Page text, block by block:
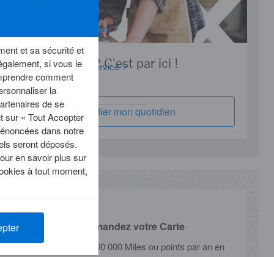
le Service Assurances ?
effectuer en cas
de Telemedicine Service ?
Vous êtes Pro ? C'est par ici !
Simplifier mon quotidien
Recommandez votre Carte
Recevez jusqu’à 300 000 Miles ou points par an en
et sa sécurité et
si vous le
comment
la
de se
sur « Tout Accepter
dans notre
seront déposés.
en savoir plus sur
à tout moment,